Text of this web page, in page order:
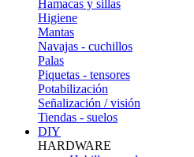
Hamacas y sillas
Higiene
Mantas
Navajas - cuchillos
Palas
Piquetas - tensores
Potabilización
Señalización / visión
Tiendas - suelos
DIY
HARDWARE